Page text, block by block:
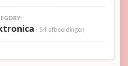
· 54 afbeeldingen